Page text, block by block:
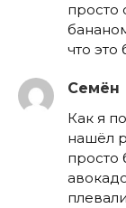
просто
что это
Семён
Как я
нашёл
просто